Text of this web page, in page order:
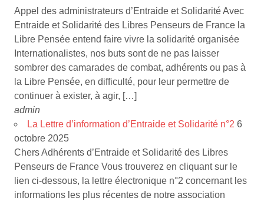
Appel des administrateurs d’Entraide et Solidarité Avec
Entraide et Solidarité des Libres Penseurs de France la
Libre Pensée entend faire vivre la solidarité organisée
Internationalistes, nos buts sont de ne pas laisser
sombrer des camarades de combat, adhérents ou pas à
la Libre Pensée, en difficulté, pour leur permettre de
continuer à exister, à agir, […]
admin
La Lettre d’information d’Entraide et Solidarité n°2 6
octobre 2025
Chers Adhérents d’Entraide et Solidarité des Libres
Penseurs de France Vous trouverez en cliquant sur le
lien ci-dessous, la lettre électronique n°2 concernant les
informations les plus récentes de notre association